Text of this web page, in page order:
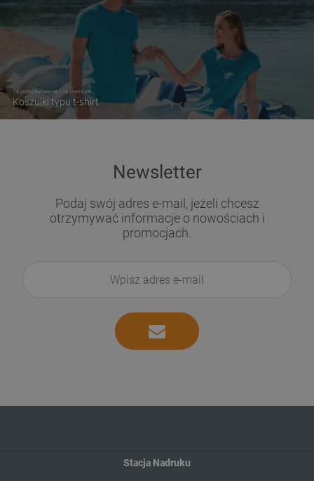
Te podstawowe jak i te premium
Koszulki typu t-shirt
Newsletter
Podaj swój adres e-mail, jeżeli chcesz
otrzymywać informacje o nowościach i
promocjach.
Stacja Nadruku